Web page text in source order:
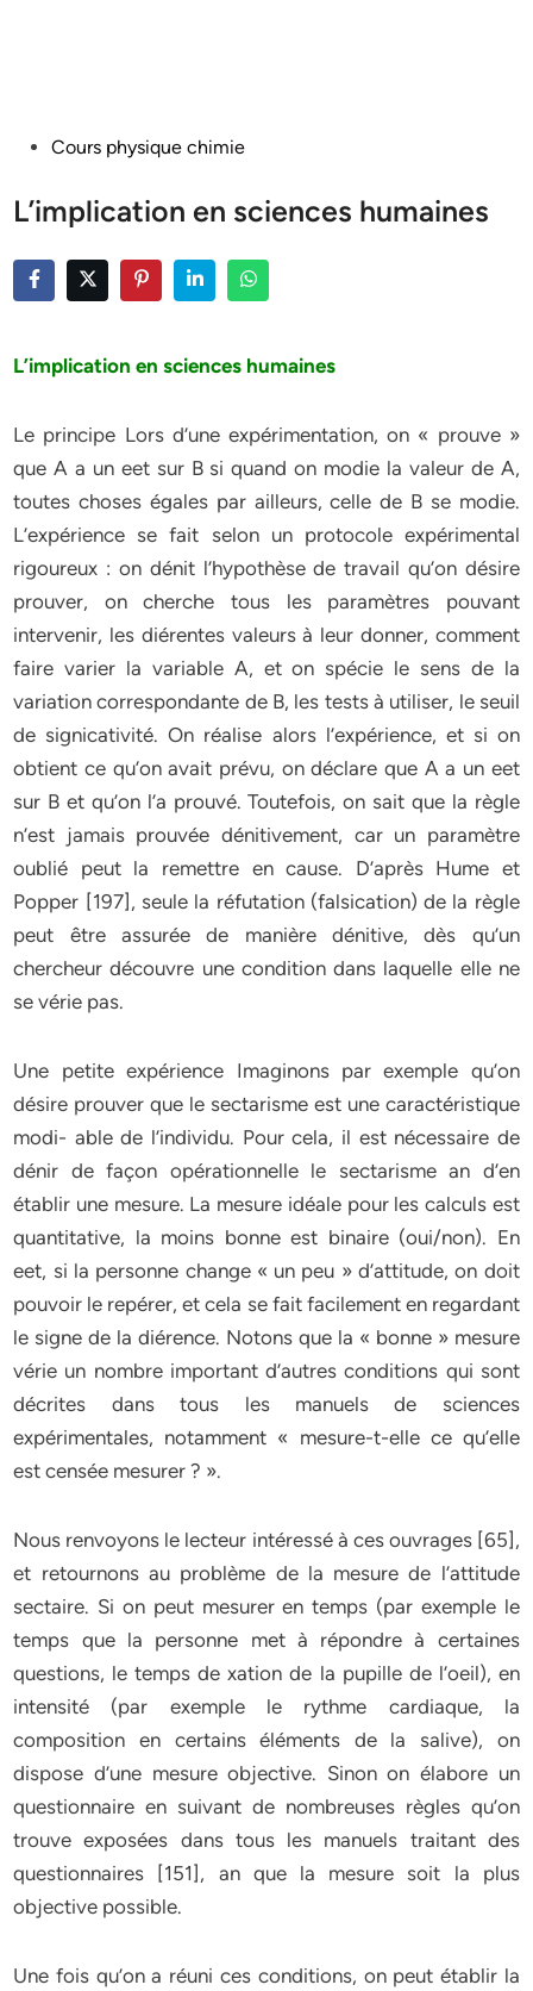
PostedCours physique chimie
L’implication en sciences humaines
L’implication en sciences humaines
Le principe Lors d’une expérimentation, on « prouve »
que A a un eet sur B si quand on modie la valeur de A,
toutes choses égales par ailleurs, celle de B se modie.
L’expérience se fait selon un protocole expérimental
rigoureux : on dénit l’hypothèse de travail qu’on désire
prouver, on cherche tous les paramètres pouvant
intervenir, les diérentes valeurs à leur donner, comment
faire varier la variable A, et on spécie le sens de la
variation correspondante de B, les tests à utiliser, le seuil
de signicativité. On réalise alors l’expérience, et si on
obtient ce qu’on avait prévu, on déclare que A a un eet
sur B et qu’on l’a prouvé. Toutefois, on sait que la règle
n’est jamais prouvée dénitivement, car un paramètre
oublié peut la remettre en cause. D’après Hume et
Popper [197], seule la réfutation (falsication) de la règle
peut être assurée de manière dénitive, dès qu’un
chercheur découvre une condition dans laquelle elle ne
se vérie pas.
Une petite expérience Imaginons par exemple qu’on
désire prouver que le sectarisme est une caractéristique
modi- able de l’individu. Pour cela, il est nécessaire de
dénir de façon opérationnelle le sectarisme an d’en
établir une mesure. La mesure idéale pour les calculs est
quantitative, la moins bonne est binaire (oui/non). En
eet, si la personne change « un peu » d’attitude, on doit
pouvoir le repérer, et cela se fait facilement en regardant
le signe de la diérence. Notons que la « bonne » mesure
vérie un nombre important d’autres conditions qui sont
décrites dans tous les manuels de sciences
expérimentales, notamment « mesure-t-elle ce qu’elle
est censée mesurer ? ».
Nous renvoyons le lecteur intéressé à ces ouvrages [65],
et retournons au problème de la mesure de l’attitude
sectaire. Si on peut mesurer en temps (par exemple le
temps que la personne met à répondre à certaines
questions, le temps de xation de la pupille de l’oeil), en
intensité (par exemple le rythme cardiaque, la
composition en certains éléments de la salive), on
dispose d’une mesure objective. Sinon on élabore un
questionnaire en suivant de nombreuses règles qu’on
trouve exposées dans tous les manuels traitant des
questionnaires [151], an que la mesure soit la plus
objective possible.
Une fois qu’on a réuni ces conditions, on peut établir la